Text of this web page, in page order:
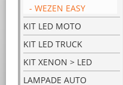
- WEZEN EASY
KIT LED MOTO
KIT LED TRUCK
KIT XENON > LED
LAMPADE AUTO